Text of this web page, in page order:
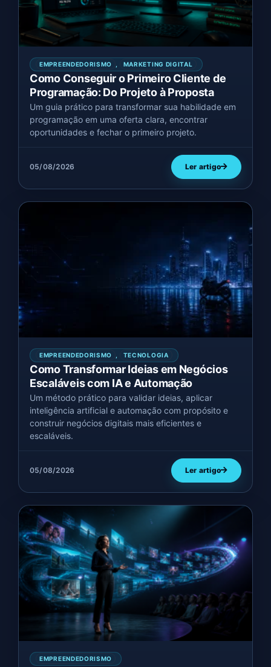
EMPREENDEDORISMO MARKETING DIGITAL
Como Conseguir o Primeiro Cliente de
Programação: Do Projeto à Proposta
Um guia prático para transformar sua habilidade em
programação em uma oferta clara, encontrar
oportunidades e fechar o primeiro projeto.
05/08/2026 Ler artigo
EMPREENDEDORISMO TECNOLOGIA
Como Transformar Ideias em Negócios
Escaláveis com IA e Automação
Um método prático para validar ideias, aplicar
inteligência artificial e automação com propósito e
construir negócios digitais mais eficientes e
escaláveis.
05/08/2026 Ler artigo
EMPREENDEDORISMO